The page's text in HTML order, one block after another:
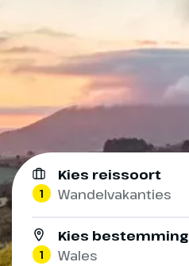
Kies reissoort
1 Wandelvakanties
Kies bestemming
1 Wales